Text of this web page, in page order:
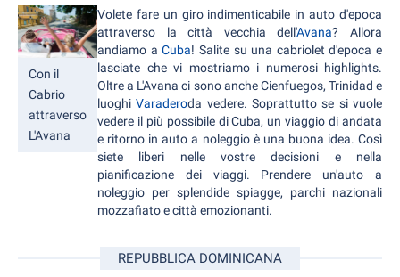
Con il
Cabrio
attraverso
L'Avana
Volete fare un giro indimenticabile in auto d'epoca
attraverso la città vecchia dell'Avana? Allora
andiamo aCuba! Salite su una cabriolet d'epoca e
lasciate che vi mostriamo i numerosi highlights.
Oltre a L'Avana ci sono anche Cienfuegos, Trinidad e
luoghiVaraderoda vedere. Soprattutto se si vuole
vedere il più possibile di Cuba, un viaggio di andata
e ritorno in auto a noleggio è una buona idea. Così
siete liberi nelle vostre decisioni e nella
pianificazione dei viaggi. Prendere un'auto a
noleggio per splendide spiagge, parchi nazionali
mozzafiato e città emozionanti.
REPUBBLICA DOMINICANA